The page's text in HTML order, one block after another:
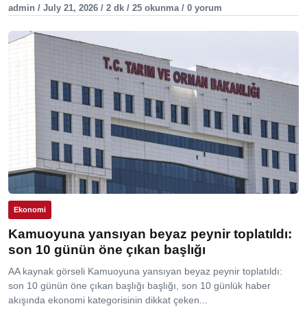
admin / July 21, 2026 / 2 dk / 25 okunma / 0 yorum
Ekonomi
Kamuoyuna yansıyan beyaz peynir toplatıldı:
son 10 günün öne çıkan başlığı
AA kaynak görseli Kamuoyuna yansıyan beyaz peynir toplatıldı:
son 10 günün öne çıkan başlığı başlığı, son 10 günlük haber
akışında ekonomi kategorisinin dikkat çeken...